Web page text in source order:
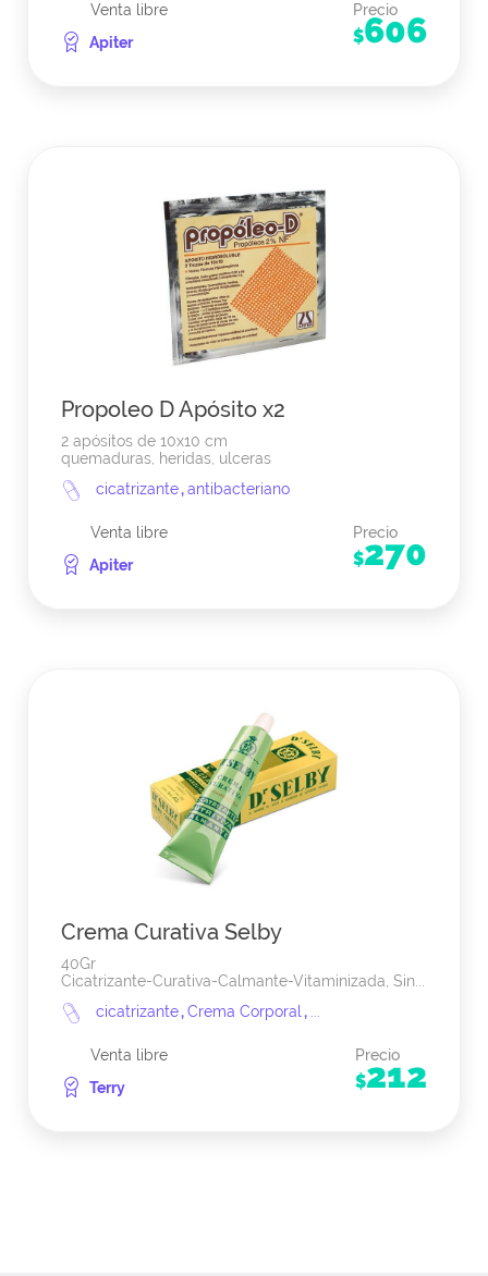
Venta libre
Apiter
Precio
$606
Propoleo D Apósito x2
2 apósitos de 10x10 cm
quemaduras, heridas, ulceras
cicatrizante,antibacteriano
Venta libre
Apiter
Precio
$270
Crema Curativa Selby
40Gr
Cicatrizante-Curativa-Calmante-Vitaminizada, Sin...
cicatrizante,Crema Corporal,
Venta libre
Terry
Precio
$212